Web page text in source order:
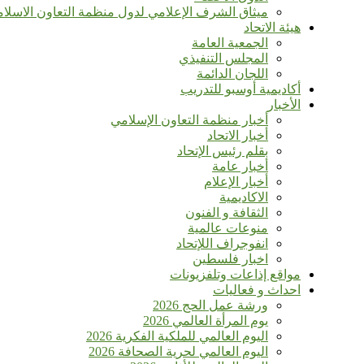
ميثاق الشرف الإعلامي لدول منظمة التعاون
هيئة الاتحاد
الجمعية العامة
المجلس التنفيذي
اللجان الدائمة
أكاديمية أوسبو للتدريب
الأخبار
أخبار منظمة التعاون الإسلامي
أخبار الاتحاد
بقلم رئيس الإتحاد
أخبار عامة
أخبار الإعلام
الاكاديمية
الثقافة و الفنون
منوعات عالمية
انفوجراف اللإتحاد
اخبار فلسطين
مواقع إذاعات وتلفزيونات
احداث و فعاليات
ورشة عمل الحج 2026
يوم المرأة العالمي 2026
اليوم العالمي للملكية الفكرية 2026
اليوم العالمي لحرية الصحافة 2026